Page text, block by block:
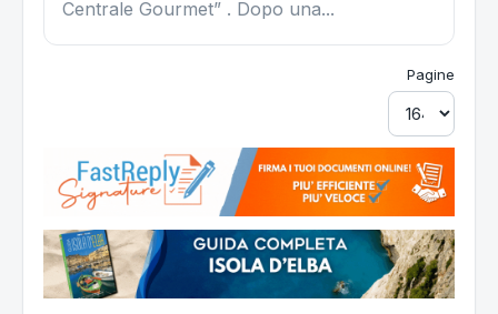
Centrale Gourmet” . Dopo una...
Pagine